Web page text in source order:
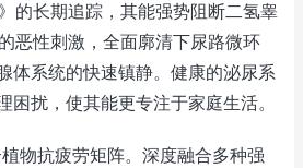
的长期追踪，其能强势阻断二氢睾
恶性刺激，全面廓清下尿路微环
体系统的快速镇静。健康的泌尿系
困扰，使其能更专注于家庭生活。
物抗疲劳矩阵。深度融合多种强